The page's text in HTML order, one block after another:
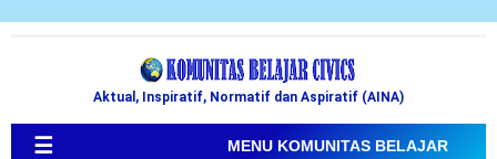
Aktual, Inspiratif, Normatif dan Aspiratif (AINA)
☰ MENU KOMUNITAS BELAJAR